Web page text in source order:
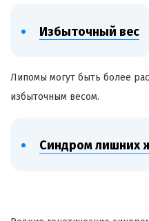
Избыточный вес
Липомы могут быть более
избыточным весом.
Синдром лишних